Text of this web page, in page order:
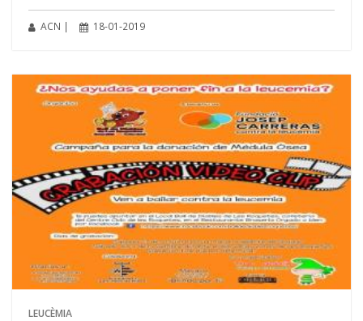
ACN | 18-01-2019
LEUCÈMIA